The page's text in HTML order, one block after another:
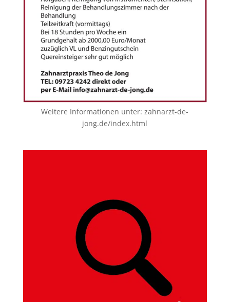
Weitere Informationen unter:zahnarzt-de-
jong.de/index.html